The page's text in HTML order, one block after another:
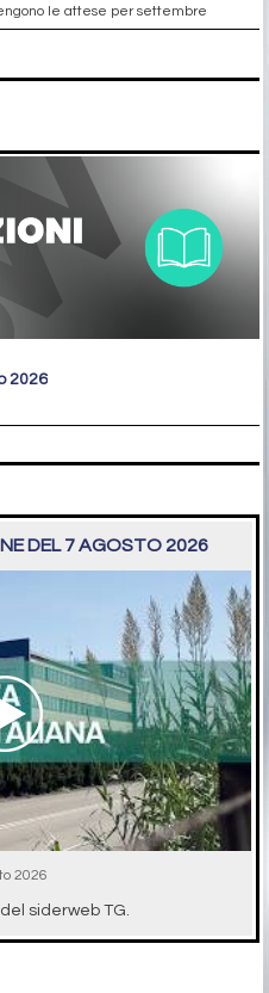
le attese per settembre
2026
DEL 7 AGOSTO 2026
2026
siderweb TG.